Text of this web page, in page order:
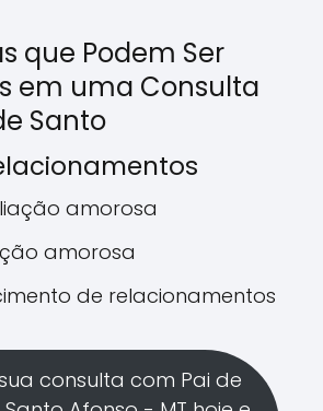
que Podem Ser
em uma Consulta
Santo
amorosa
amorosa
de relacionamentos
consulta com Pai de